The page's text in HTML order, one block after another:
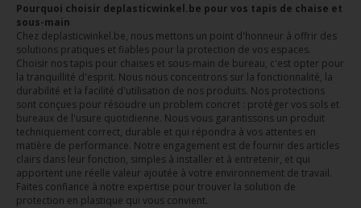
Pourquoi choisir deplasticwinkel.be pour vos tapis de chaise et
sous-main
Chez deplasticwinkel.be, nous mettons un point d'honneur à offrir des
solutions pratiques et fiables pour la protection de vos espaces.
Choisir nos tapis pour chaises et sous-main de bureau, c'est opter pour
la tranquillité d'esprit. Nous nous concentrons sur la fonctionnalité, la
durabilité et la facilité d'utilisation de nos produits. Nos protections
sont conçues pour résoudre un problem concret : protéger vos sols et
bureaux de l'usure quotidienne. Nous vous garantissons un produit
techniquement correct, durable et qui répondra à vos attentes en
matière de performance. Notre engagement est de fournir des articles
clairs dans leur fonction, simples à installer et à entretenir, et qui
apportent une réelle valeur ajoutée à votre environnement de travail.
Faites confiance à notre expertise pour trouver la solution de
protection en plastique qui vous convient.